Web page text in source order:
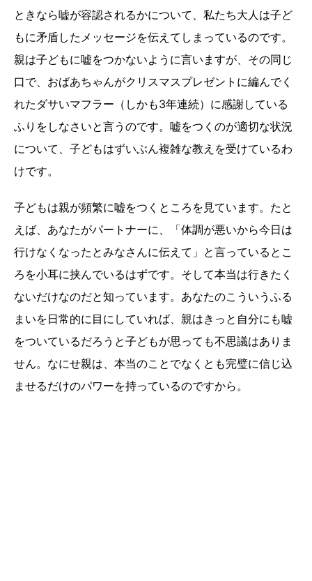
ときなら嘘が容認されるかについて、私たち大人は子ど
もに矛盾したメッセージを伝えてしまっているのです。
親は子どもに嘘をつかないように言いますが、その同じ
口で、おばあちゃんがクリスマスプレゼントに編んでく
れたダサいマフラー（しかも3年連続）に感謝している
ふりをしなさいと言うのです。嘘をつくのが適切な状況
について、子どもはずいぶん複雑な教えを受けているわ
けです。
子どもは親が頻繁に嘘をつくところを見ています。たと
えば、あなたがパートナーに、「体調が悪いから今日は
行けなくなったとみなさんに伝えて」と言っているとこ
ろを小耳に挟んでいるはずです。そして本当は行きたく
ないだけなのだと知っています。あなたのこういうふる
まいを日常的に目にしていれば、親はきっと自分にも嘘
をついているだろうと子どもが思っても不思議はありま
せん。なにせ親は、本当のことでなくとも完璧に信じ込
ませるだけのパワーを持っているのですから。